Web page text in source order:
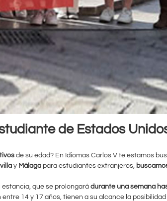
de Estados
de su edad? En Idiomas Carlos V te estamos
y Málaga para estudiantes extranjeros,
estancia, que se prolongará durante una semana
14 y 17 años, tienen a su alcance la